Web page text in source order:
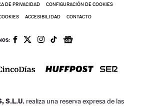
DE PRIVACIDAD CONFIGURACIÓN DE COOKIES
ACCESIBILIDAD CONTACTO
S.L.U. realiza una reserva expresa de las